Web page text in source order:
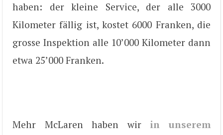
haben: der kleine Service, der alle 3000
Kilometer fällig ist, kostet 6000 Franken, die
grosse Inspektion alle 10’000 Kilometer dann
etwa 25’000 Franken.
Mehr McLaren haben wir in unserem